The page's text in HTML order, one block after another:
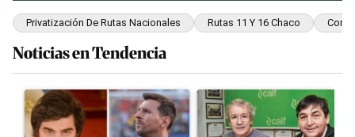
Privatización De Rutas Nacionales Rutas 11 Y 16 Chaco
Noticias en Tendencia
Este listado muestra los artículos con más comentarios en los
Un artículo de tendencia con el título "Milei despidió a Jorge
Un artículo de tendencia con